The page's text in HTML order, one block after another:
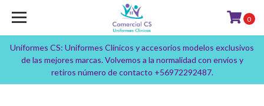
Uniformes CS: Uniformes Clínicos y accesorios modelos exclusivos
de las mejores marcas. Volvemos a la normalidad con envíos y
retiros número de contacto +56972292487.
0